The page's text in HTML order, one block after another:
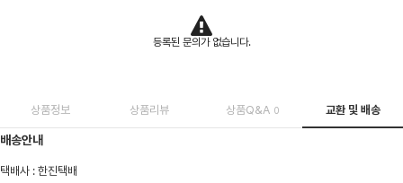
등록된 문의가 없습니다.
상품정보 상품리뷰 상품Q&A 0 교환 및 배송
배송안내
택배사 : 한진택배